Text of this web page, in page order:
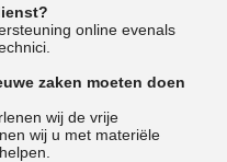
online evenals
zaken moeten doen
wij de vrije
wij u met materiële